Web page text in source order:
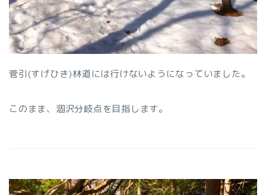
菅引(すげひき)林道には行けないようになっていました。
このまま、涸沢分岐点を目指します。